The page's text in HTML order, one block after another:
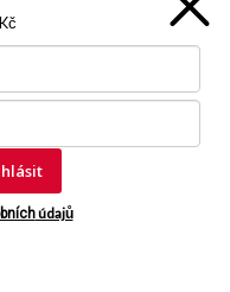
GDPRMapa stránek
údajů